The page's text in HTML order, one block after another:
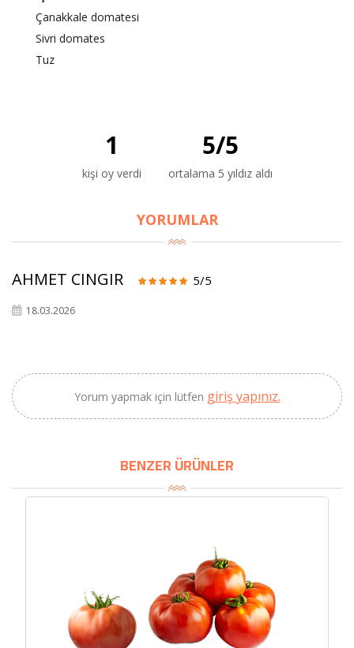
Çanakkale domatesi
Sivri domates
Tuz
1
kişi oy verdi
5/5
ortalama 5 yıldız aldı
YORUMLAR
AHMET CINGIR 5/5
18.03.2026
Yorum yapmak için lütfen giriş yapınız.
BENZER ÜRÜNLER
BU HAFTANIN PLANLI İNDİRİMİ
2071,30 TL
Naturel Sızma
Zeytinyağı (5lt, Soğuk